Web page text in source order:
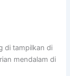
di tampilkan di
mendalam di